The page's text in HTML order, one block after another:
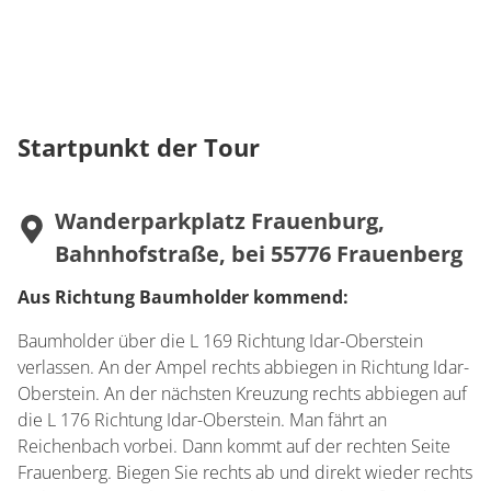
Startpunkt der Tour
Wanderparkplatz Frauenburg,
Bahnhofstraße, bei 55776 Frauenberg
Aus Richtung Baumholder kommend:
Baumholder über die L 169 Richtung Idar-Oberstein
verlassen. An der Ampel rechts abbiegen in Richtung Idar-
Oberstein. An der nächsten Kreuzung rechts abbiegen auf
die L 176 Richtung Idar-Oberstein. Man fährt an
Reichenbach vorbei. Dann kommt auf der rechten Seite
Frauenberg. Biegen Sie rechts ab und direkt wieder rechts